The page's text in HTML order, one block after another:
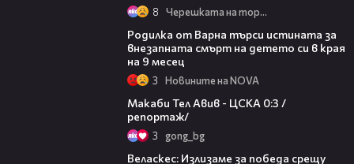
8 Черешката на тортата
Родилка от Варна търси истината за
внезапната смърт на детето си в края
на 9 месец
3 Новините на NOVA
Макаби Тел Авив - ЦСКА 0:3 /
репортаж/
3 gong_bg
Веласкес: Излизаме за победа срещу